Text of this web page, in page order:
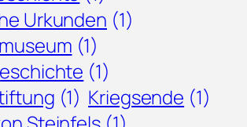
Urkunden (1)
(1)
(1)
(1) Kriegsende (1)